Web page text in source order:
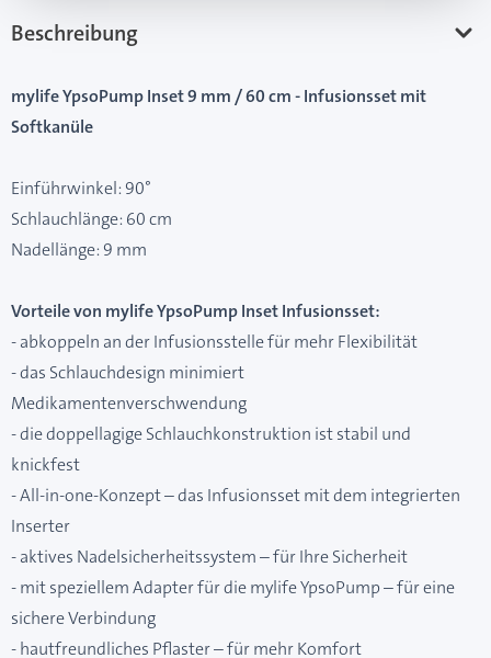
Beschreibung
mylife YpsoPump Inset 9 mm / 60 cm - Infusionsset mit
Softkanüle
Einführwinkel: 90°
Schlauchlänge: 60 cm
Nadellänge: 9 mm
Vorteile von mylife YpsoPump Inset Infusionsset:
- abkoppeln an der Infusionsstelle für mehr Flexibilität
- das Schlauchdesign minimiert
Medikamentenverschwendung
- die doppellagige Schlauchkonstruktion ist stabil und
knickfest
- All-in-one-Konzept – das Infusionsset mit dem integrierten
Inserter
- aktives Nadelsicherheitssystem – für Ihre Sicherheit
- mit speziellem Adapter für die mylife YpsoPump – für eine
sichere Verbindung
- hautfreundliches Pflaster – für mehr Komfort